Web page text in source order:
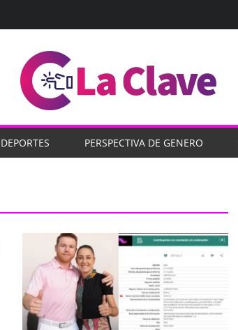
DEPORTES PERSPECTIVA DE GENERO